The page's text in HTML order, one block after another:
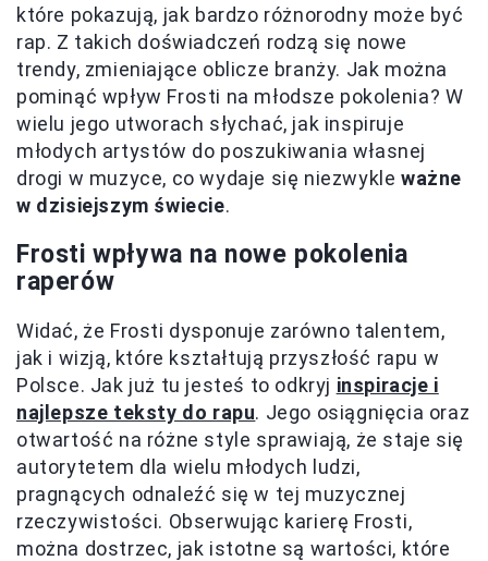
które pokazują, jak bardzo różnorodny może być
rap. Z takich doświadczeń rodzą się nowe
trendy, zmieniające oblicze branży. Jak można
pominąć wpływ Frosti na młodsze pokolenia? W
wielu jego utworach słychać, jak inspiruje
młodych artystów do poszukiwania własnej
drogi w muzyce, co wydaje się niezwykleważne
w dzisiejszym świecie.
Frosti wpływa na nowe pokolenia
raperów
Widać, że Frosti dysponuje zarówno talentem,
jak i wizją, które kształtują przyszłość rapu w
Polsce. Jak już tu jesteś to odkryj inspiracje i
najlepsze teksty do rapu. Jego osiągnięcia oraz
otwartość na różne style sprawiają, że staje się
autorytetem dla wielu młodych ludzi,
pragnących odnaleźć się w tej muzycznej
rzeczywistości. Obserwując karierę Frosti,
można dostrzec, jak istotne są wartości, które